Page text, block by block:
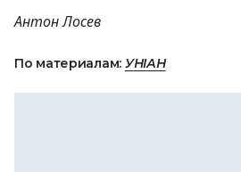
Антон Лосев
По материалам: УНІАН